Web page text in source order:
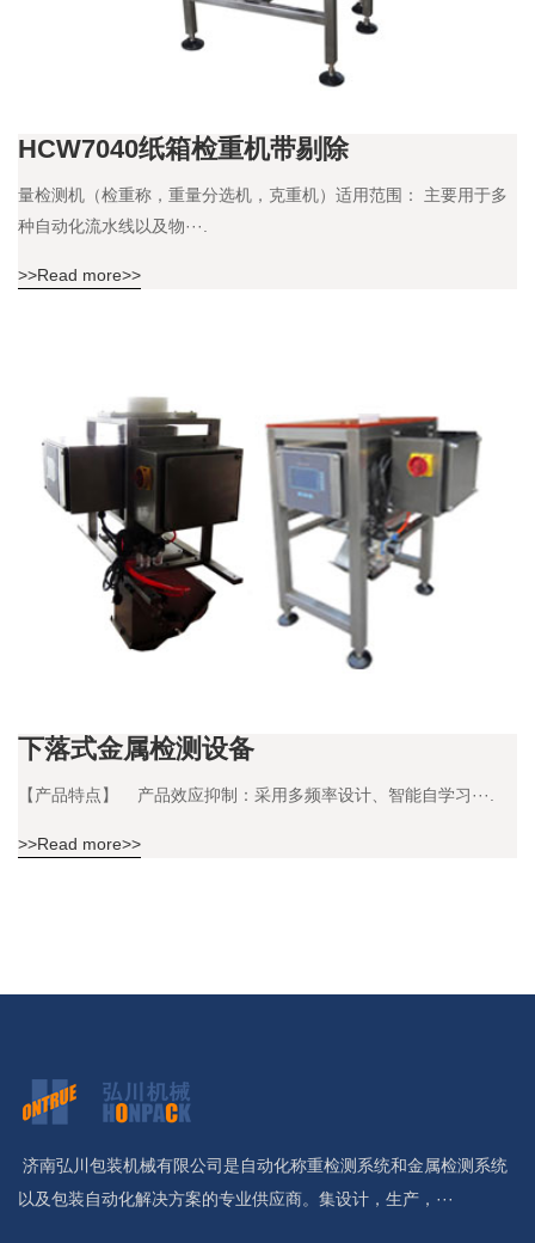
HCW7040纸箱检重机带剔除
量检测机（检重称，重量分选机，克重机）适用范围： 主要用于多
种自动化流水线以及物···.
>>Read more>>
下落式金属检测设备
【产品特点】 产品效应抑制：采用多频率设计、智能自学习···.
>>Read more>>
济南弘川包装机械有限公司是自动化称重检测系统和金属检测系统
以及包装自动化解决方案的专业供应商。集设计，生产，···